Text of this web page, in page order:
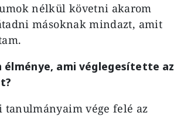
nélkül követni akarom
másoknak mindazt, amit
élménye, ami véglegesítette az
tanulmányaim vége felé az